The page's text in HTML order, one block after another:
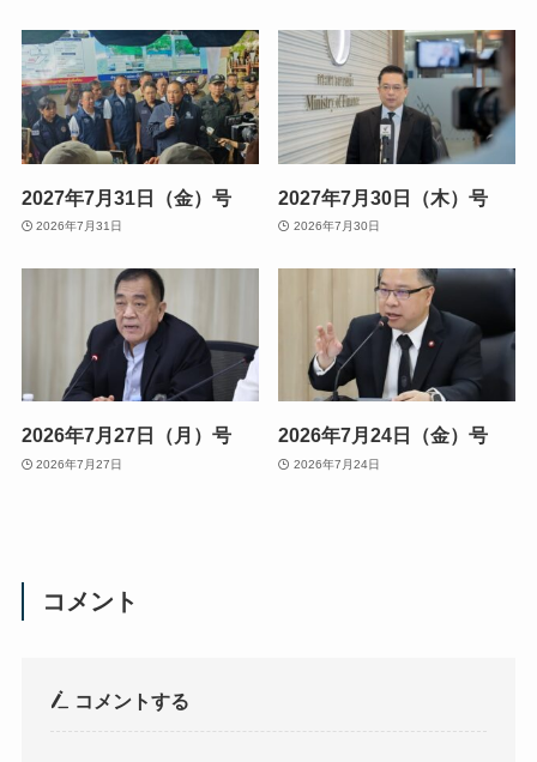
2027年7月31日（金）号
2026年7月31日
2027年7月30日（木）号
2026年7月30日
2026年7月27日（月）号
2026年7月27日
2026年7月24日（金）号
2026年7月24日
コメント
コメントする